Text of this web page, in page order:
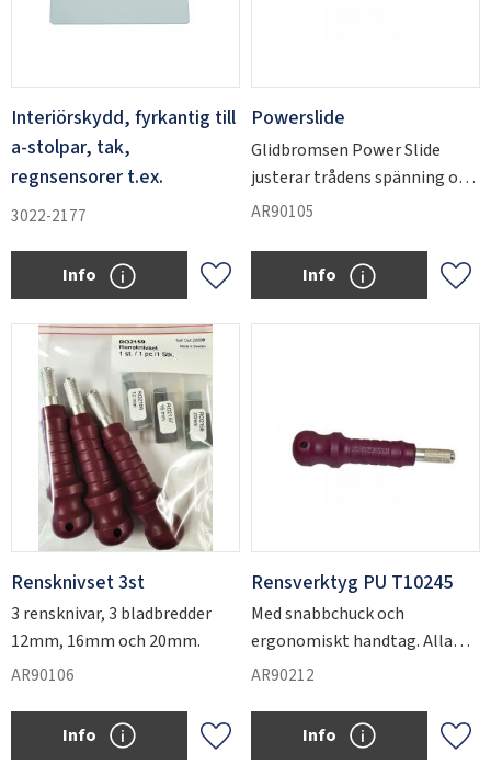
Interiörskydd, fyrkantig till
a-stolpar, tak,
regnsensorer t.ex.
3022-2177
Add to favorites
Info
Powerslide
Glidbromsen Power Slide
justerar trådens spänning och
minskar risken för trådbrott
AR90105
Add
Info
Rensknivset 3st
3 rensknivar, 3 bladbredder
12mm, 16mm och 20mm.
AR90106
Add to favorites
Info
Rensverktyg PU T10245
Med snabbchuck och
ergonomiskt handtag. Alla
våra knivblad passar till
AR90212
Add
Info